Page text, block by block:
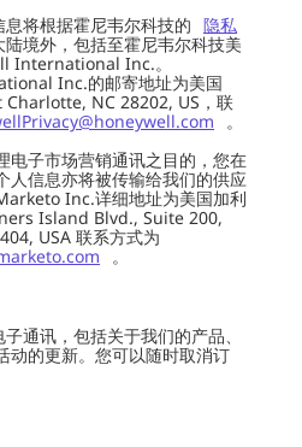
将根据霍尼韦尔科技的 隐私
境外，包括至霍尼韦尔科技美
International Inc.。
Inc.的邮寄地址为美国
NC 28202, US，联
。
电子市场营销通讯之目的，您在
人信息亦将被传输给我们的供应
Inc.详细地址为美国加利
Island Blvd., Suite 200,
USA 联系方式为
。
通讯，包括关于我们的产品、
动的更新。您可以随时取消订